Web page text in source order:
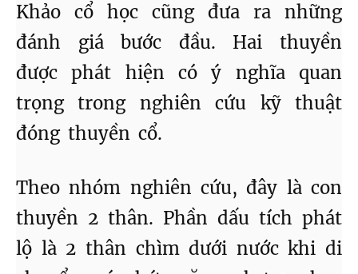
Khảo cổ học cũng đưa ra những
đánh giá bước đầu. Hai thuyền
được phát hiện có ý nghĩa quan
trọng trong nghiên cứu kỹ thuật
đóng thuyền cổ.
Theo nhóm nghiên cứu, đây là con
thuyền 2 thân. Phần dấu tích phát
lộ là 2 thân chìm dưới nước khi di